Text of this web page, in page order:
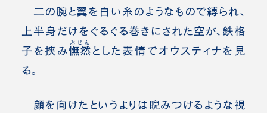
二の腕と翼を白い糸のようなもので縛られ、
上半身だけをぐるぐる巻きにされた空が、鉄格
子を挟み憮然
ぶぜん
とした表情でオウスティナを見
る。
顔を向けたというよりは睨みつけるような視